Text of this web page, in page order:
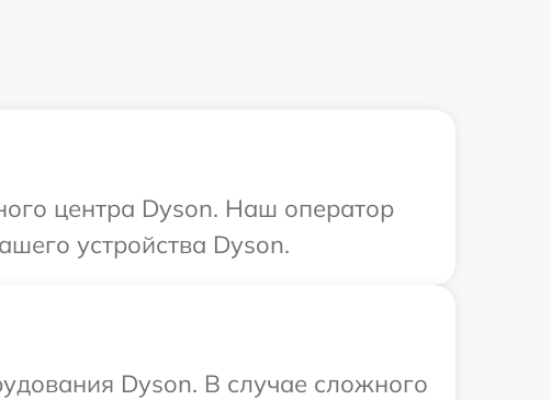
центра Dyson. Наш оператор
устройства Dyson.
Dyson. В случае сложного